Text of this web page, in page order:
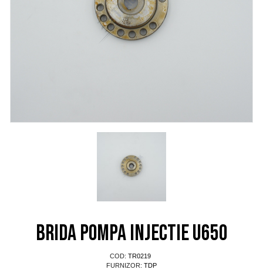
Brida pompa injectie U650
COD: TR0219
FURNIZOR: TDP